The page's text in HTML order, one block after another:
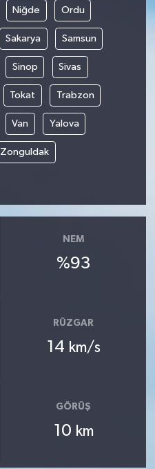
Niğde Ordu
Sakarya Samsun
Sinop Sivas
Tokat Trabzon
Van Yalova
Zonguldak
NEM
%93
RÜZGAR
14 km/s
GÖRÜŞ
10 km